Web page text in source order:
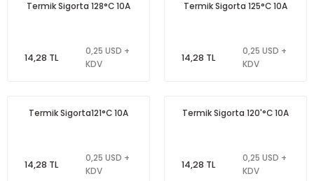
Termik Sigorta 128°C 10A
14,28 TL
0,25 USD +
KDV
Termik Sigorta 125°C 10A
14,28 TL
0,25 USD +
KDV
Termik Sigorta121°C 10A
14,28 TL
0,25 USD +
KDV
Termik Sigorta 120'°C 10A
14,28 TL
0,25 USD +
KDV